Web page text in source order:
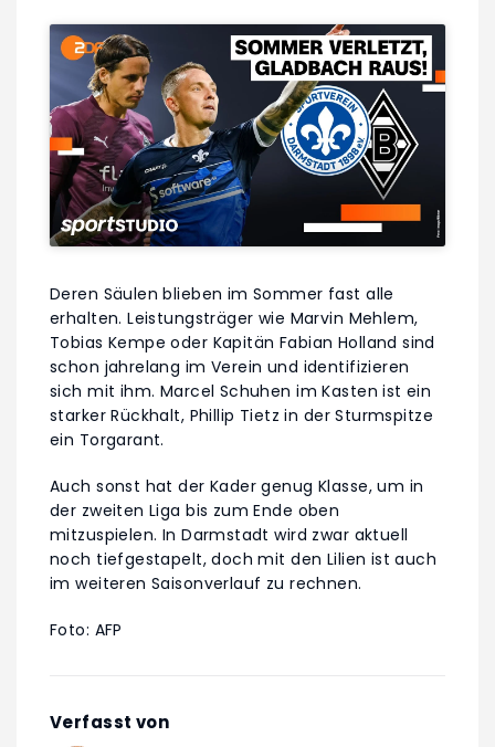
Deren Säulen blieben im Sommer fast alle
erhalten. Leistungsträger wie Marvin Mehlem,
Tobias Kempe oder Kapitän Fabian Holland sind
schon jahrelang im Verein und identifizieren
sich mit ihm. Marcel Schuhen im Kasten ist ein
starker Rückhalt, Phillip Tietz in der Sturmspitze
ein Torgarant.
Auch sonst hat der Kader genug Klasse, um in
der zweiten Liga bis zum Ende oben
mitzuspielen. In Darmstadt wird zwar aktuell
noch tiefgestapelt, doch mit den Lilien ist auch
im weiteren Saisonverlauf zu rechnen.
Foto: AFP
Verfasst von